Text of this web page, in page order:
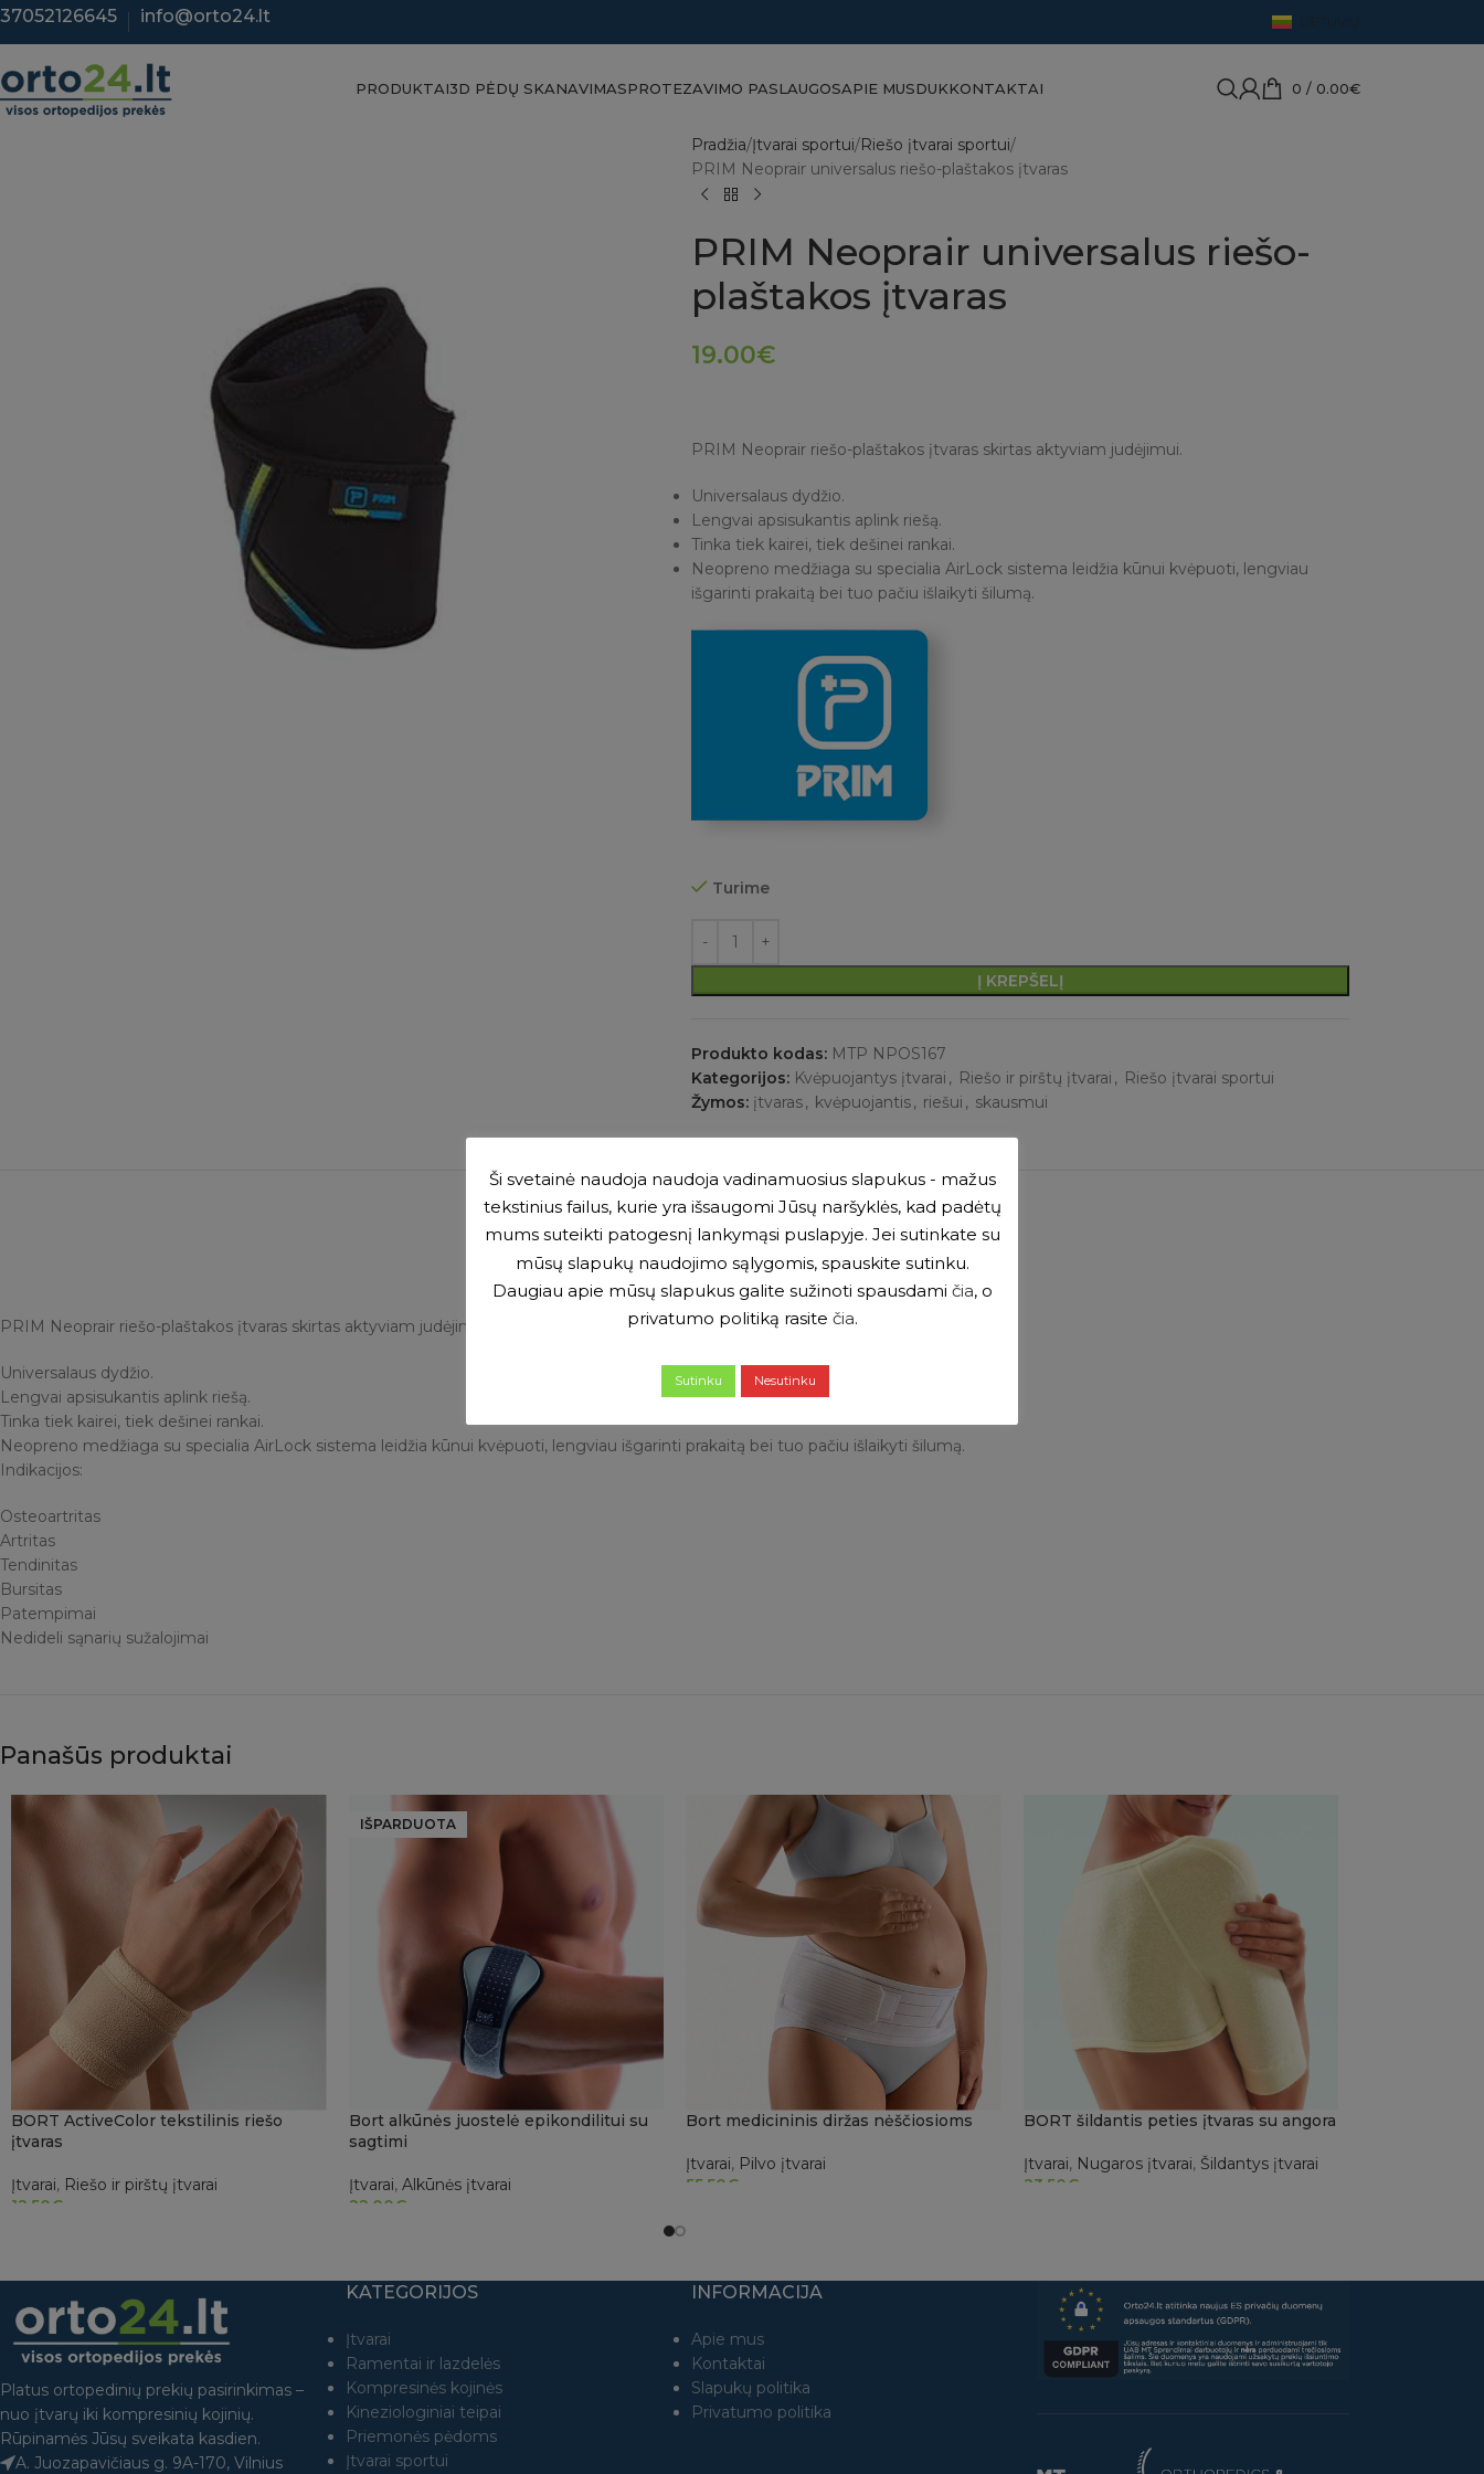
info@orto24.lt LIETUVIŲ
PRODUKTAI3D PĖDŲ SKANAVIMASPROTEZAVIMO PASLAUGOSAPIE MUSDUKKONTAKTAI 0 / 0.00€
Pradžia Įtvarai sportui Riešo įtvarai sportui
PRIM Neoprair universalus riešo-plaštakos įtvaras
PRIM Neoprair universalus riešo-
plaštakos įtvaras
19.00€
PRIM Neoprair riešo-plaštakos įtvaras skirtas aktyviam judėjimui.
Universalaus dydžio.
Lengvai apsisukantis aplink riešą.
Tinka tiek kairei, tiek dešinei rankai.
Neopreno medžiaga su specialia AirLock sistema leidžia kūnui kvėpuoti, lengviau
išgarinti prakaitą bei tuo pačiu išlaikyti šilumą.
Turime
Į KREPŠELĮ
Produkto kodas: MTP NPOS167
Kategorijos: Kvėpuojantys įtvarai , Riešo ir pirštų įtvarai , Riešo įtvarai sportui
Žymos: įtvaras, kvėpuojantis, riešui , skausmui
APRAŠYMASATSILIEPIMAI (0)
PRIM Neoprair riešo-plaštakos įtvaras skirtas aktyviam judėjimui.
Universalaus dydžio.
Lengvai apsisukantis aplink riešą.
Tinka tiek kairei, tiek dešinei rankai.
Neopreno medžiaga su specialia AirLock sistema leidžia kūnui kvėpuoti, lengviau išgarinti prakaitą bei tuo pačiu išlaikyti šilumą.
Indikacijos:
Osteoartritas
Artritas
Tendinitas
Bursitas
Patempimai
Nedideli sąnarių sužalojimai
Panašūs produktai
BORT ActiveColor tekstilinis riešo
įtvaras
Įtvarai, Riešo ir pirštų įtvarai
12.50€
IŠPARDUOTA
Bort alkūnės juostelė epikondilitui su
sagtimi
Įtvarai, Alkūnės įtvarai
22.00€
Bort medicininis diržas nėščiosioms
Įtvarai, Pilvo įtvarai
55.50€
BORT šildantis peties įtvaras su angora
Įtvarai, Nugaros įtvarai, Šildantys įtvarai
23.50€
Platus ortopedinių prekių pasirinkimas –
nuo įtvarų iki kompresinių kojinių.
Rūpinamės Jūsų sveikata kasdien.
A. Juozapavičiaus g. 9A-170, Vilnius
KATEGORIJOS
Įtvarai
Ramentai ir lazdelės
Kompresinės kojinės
Kineziologiniai teipai
Priemonės pėdoms
Įtvarai sportui
INFORMACIJA
Apie mus
Kontaktai
Slapukų politika
Privatumo politika
Ši svetainė naudoja naudoja vadinamuosius slapukus - mažus
tekstinius failus, kurie yra išsaugomi Jūsų naršyklės, kad padėtų
mums suteikti patogesnį lankymąsi puslapyje. Jei sutinkate su
mūsų slapukų naudojimo sąlygomis, spauskite sutinku.
Daugiau apie mūsų slapukus galite sužinoti spausdami čia, o
privatumo politiką rasite čia.
Sutinku Nesutinku